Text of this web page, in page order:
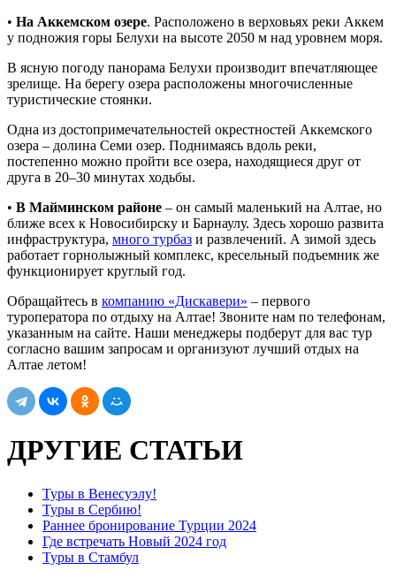
• На Аккемском озере. Расположено в верховьях реки Аккем
у подножия горы Белухи на высоте 2050 м над уровнем моря.
В ясную погоду панорама Белухи производит впечатляющее
зрелище. На берегу озера расположены многочисленные
туристические стоянки.
Одна из достопримечательностей окрестностей Аккемского
озера – долина Семи озер. Поднимаясь вдоль реки,
постепенно можно пройти все озера, находящиеся друг от
друга в 20–30 минутах ходьбы.
• В Майминском районе – он самый маленький на Алтае, но
ближе всех к Новосибирску и Барнаулу. Здесь хорошо развита
инфраструктура, много турбаз и развлечений. А зимой здесь
работает горнолыжный комплекс, кресельный подъемник же
функционирует круглый год.
Обращайтесь в компанию «Дискавери» – первого
туроператора по отдыху на Алтае! Звоните нам по телефонам,
указанным на сайте. Наши менеджеры подберут для вас тур
согласно вашим запросам и организуют лучший отдых на
Алтае летом!
ДРУГИЕ СТАТЬИ
Туры в Венесуэлу!
Туры в Сербию!
Раннее бронирование Турции 2024
Где встречать Новый 2024 год
Туры в Стамбул